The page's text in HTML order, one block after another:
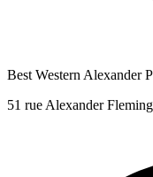
Best Western Alexander
51 rue Alexander